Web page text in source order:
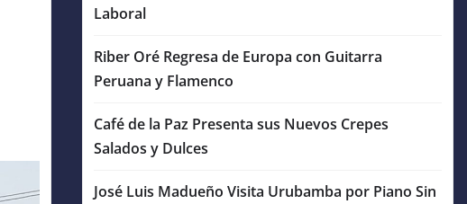
Laboral
Riber Oré Regresa de Europa con Guitarra
Peruana y Flamenco
Café de la Paz Presenta sus Nuevos Crepes
Salados y Dulces
José Luis Madueño Visita Urubamba por Piano Sin